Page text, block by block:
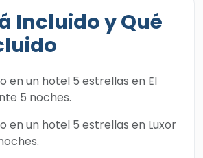
sagradoValle de los Reyes, el
de Karnak
, el espléndido
y muchos más. Cada
viaje especial pondrá una
y llenará tu corazón de
costera de Hurgada ,
disfrutará de la más
Incluido y Qué
en un hotel 5 estrellas en El
5 noches.
en un hotel 5 estrellas en Luxor